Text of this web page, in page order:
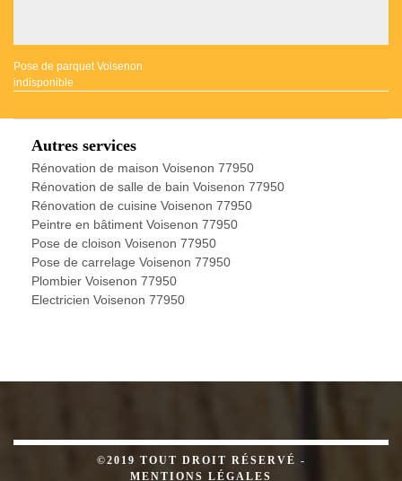
Pose de parquet Voisenon
indisponible
Autres services
Rénovation de maison Voisenon 77950
Rénovation de salle de bain Voisenon 77950
Rénovation de cuisine Voisenon 77950
Peintre en bâtiment Voisenon 77950
Pose de cloison Voisenon 77950
Pose de carrelage Voisenon 77950
Plombier Voisenon 77950
Electricien Voisenon 77950
©2019 TOUT DROIT RÉSERVÉ -
MENTIONS LÉGALES